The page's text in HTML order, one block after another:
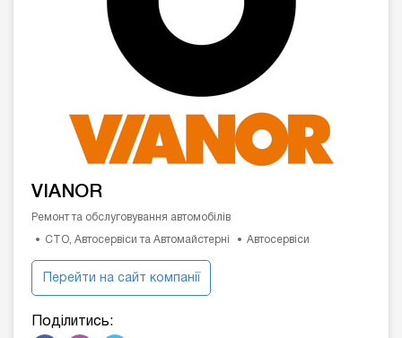
VIANOR
Ремонт та обслуговування автомобілів
СТО, Автосервіси та Автомайстерні Автосервіси
Перейти на сайт компанії
Поділитись: